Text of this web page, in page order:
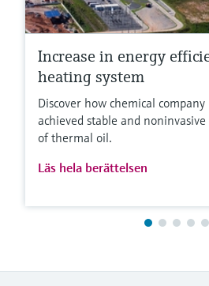
Increase in energy
heating system
Discover how chemical
achieved stable and
of thermal oil.
Läs hela berättelsen